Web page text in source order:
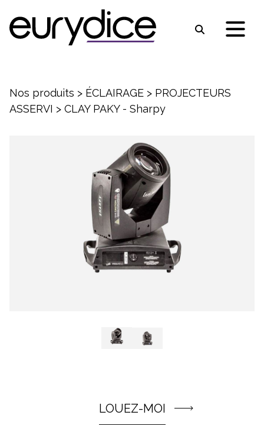
Nos produits > ÉCLAIRAGE > PROJECTEURS
ASSERVI > CLAY PAKY - Sharpy
LOUEZ-MOI